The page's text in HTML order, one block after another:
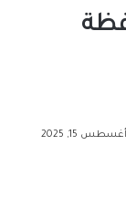
15, 2025